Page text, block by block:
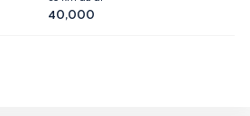
40,000